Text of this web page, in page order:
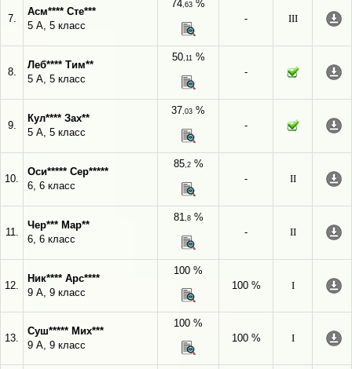
7.
Асм**** Сте***
5 А, 5 класс
74,63 %
-
III
8.
Леб**** Тим**
5 А, 5 класс
50,11%
-
9.
Кул**** Зах**
5 А, 5 класс
37,03 %
-
10.
Оси***** Сер*****
6, 6 класс
85,2%
-
II
11.
Чер*** Мар**
6, 6 класс
81,8%
-
II
12.
Ник**** Арс****
9 А, 9 класс
100 %
100 %
I
13.
Суш***** Мих***
9 А, 9 класс
100 %
100 %
I